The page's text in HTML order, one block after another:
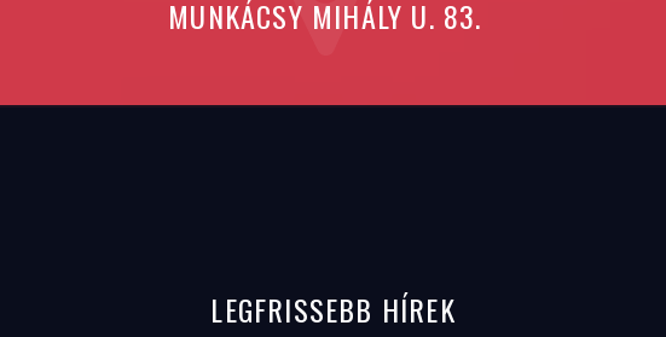
MUNKÁCSY MIHÁLY U. 83.
LEGFRISSEBB HÍREK